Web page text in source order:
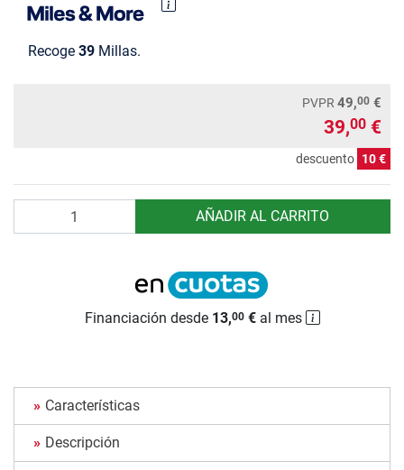
Recoge 39 Millas.
PVPR 49,00 €
39,00 €
descuento 10 €
AÑADIR AL CARRITO
Financiación desde 13,00€al mes
Características
Descripción